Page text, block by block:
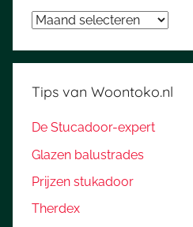
Archieven
Tips van Woontoko.nl
De Stucadoor-expert
Glazen balustrades
Prijzen stukadoor
Therdex